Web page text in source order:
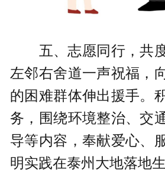
五、志愿同行，共
左邻右舍道一声祝福，
的困难群体伸出援手。
务，围绕环境整治、交
导等内容，奉献爱心、
明实践在泰州大地落地生